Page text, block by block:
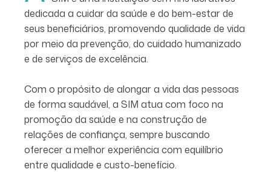
dedicada a cuidar da saúde e do bem-estar de
seus beneficiários, promovendo qualidade de vida
por meio da prevenção, do cuidado humanizado
e de serviços de excelência.
Com o propósito de alongar a vida das pessoas
de forma saudável, a SIM atua com foco na
promoção da saúde e na construção de
relações de confiança, sempre buscando
oferecer a melhor experiência com equilíbrio
entre qualidade e custo-benefício.